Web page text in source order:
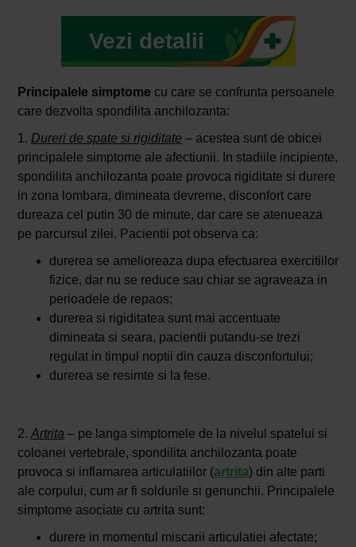
Vezi detalii
Principalele simptome cu care se confrunta persoanele
care dezvolta spondilita anchilozanta:
1. Dureri de spate si rigiditate – acestea sunt de obicei
principalele simptome ale afectiunii. In stadiile incipiente,
spondilita anchilozanta poate provoca rigiditate si durere
in zona lombara, dimineata devreme, disconfort care
dureaza cel putin 30 de minute, dar care se atenueaza
pe parcursul zilei. Pacientii pot observa ca:
durerea se amelioreaza dupa efectuarea exercitiilor
fizice, dar nu se reduce sau chiar se agraveaza in
perioadele de repaos;
durerea si rigiditatea sunt mai accentuate
dimineata si seara, pacientii putandu-se trezi
regulat in timpul noptii din cauza disconfortului;
durerea se resimte si la fese.
2. Artrita – pe langa simptomele de la nivelul spatelui si
coloanei vertebrale, spondilita anchilozanta poate
provoca si inflamarea articulatiilor (artrita) din alte parti
ale corpului, cum ar fi soldurile si genunchii. Principalele
simptome asociate cu artrita sunt:
durere in momentul miscarii articulatiei afectate;